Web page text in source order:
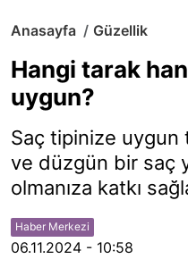
Anasayfa Güzellik
Hangi tarak
uygun?
Saç tipinize uygun
ve düzgün bir saç
olmanıza katkı
Haber Merkezi
06.11.2024 - 10:58